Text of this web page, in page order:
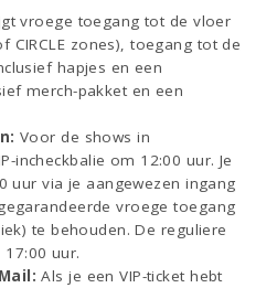
vroege toegang tot de vloer
CIRCLE zones), toegang tot de
hapjes en een
merch-pakket en een
Voor de shows in
incheckbalie om 12:00 uur. Je
uur via je aangewezen ingang
vroege toegang
te behouden. De reguliere
uur.
Als je een VIP-ticket hebt